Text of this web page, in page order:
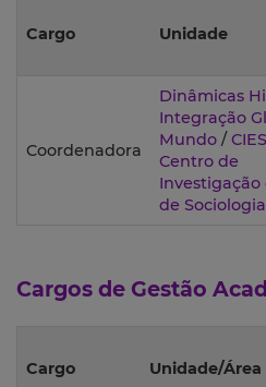
Cargo Unidade
Coordenadora
Dinâmicas
Integração
Mundo /
Centro de
Investigação
de Sociologia
Cargos de Gestão
Cargo Unidade/Área